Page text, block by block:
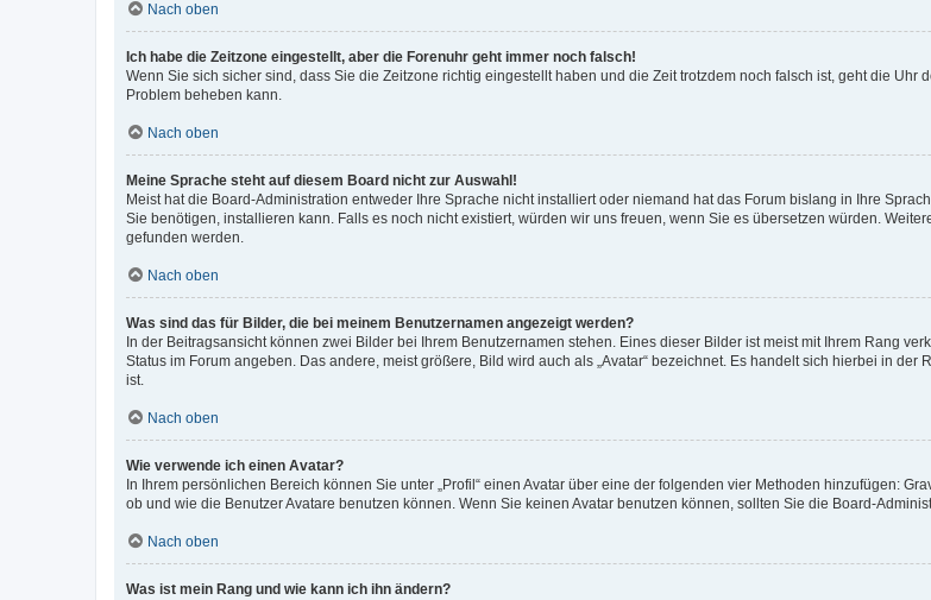
Nach oben
Ich habe die Zeitzone eingestellt, aber die Forenuhr geht immer noch falsch!
Wenn Sie sich sicher sind, dass Sie die Zeitzone richtig eingestellt haben und die Zeit trotzdem noch falsch ist, geht die Uhr
Problem beheben kann.
Nach oben
Meine Sprache steht auf diesem Board nicht zur Auswahl!
Meist hat die Board-Administration entweder Ihre Sprache nicht installiert oder niemand hat das Forum bislang in Ihre
Sie benötigen, installieren kann. Falls es noch nicht existiert, würden wir uns freuen, wenn Sie es übersetzen würden.
gefunden werden.
Nach oben
Was sind das für Bilder, die bei meinem Benutzernamen angezeigt werden?
In der Beitragsansicht können zwei Bilder bei Ihrem Benutzernamen stehen. Eines dieser Bilder ist meist mit Ihrem Rang
Status im Forum angeben. Das andere, meist größere, Bild wird auch als „Avatar“ bezeichnet. Es handelt sich hierbei in
ist.
Nach oben
Wie verwende ich einen Avatar?
In Ihrem persönlichen Bereich können Sie unter „Profil“ einen Avatar über eine der folgenden vier Methoden hinzufügen:
ob und wie die Benutzer Avatare benutzen können. Wenn Sie keinen Avatar benutzen können, sollten Sie die Board-
Nach oben
Was ist mein Rang und wie kann ich ihn ändern?